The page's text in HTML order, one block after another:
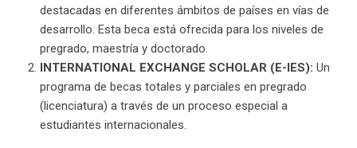
destacadas en diferentes ámbitos de países en vías de
desarrollo. Esta beca está ofrecida para los niveles de
pregrado, maestría y doctorado.
INTERNATIONAL EXCHANGE SCHOLAR (E-IES): Un
programa de becas totales y parciales en pregrado
(licenciatura) a través de un proceso especial a
estudiantes internacionales.